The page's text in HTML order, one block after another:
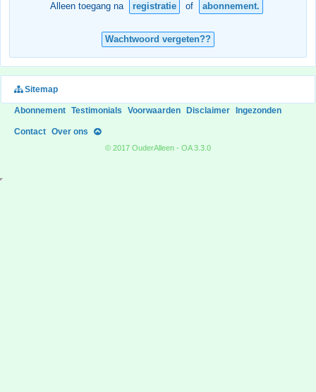
Alleen toegang na registratie of abonnement.
Wachtwoord vergeten??
Sitemap
Abonnement Testimonials Voorwaarden Disclaimer Ingezonden
Contact Over ons
© 2017 OuderAlleen - OA 3.3.0